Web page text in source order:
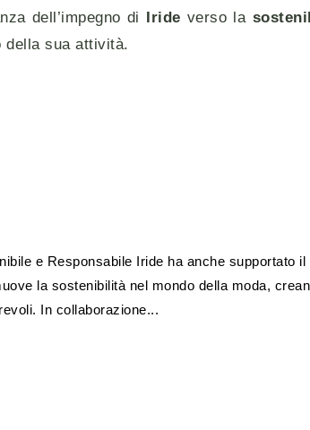
dell’impegno di Iride verso la
della sua attività.
e Responsabile Iride ha anche supportato il
la sostenibilità nel mondo della moda,
In collaborazione...